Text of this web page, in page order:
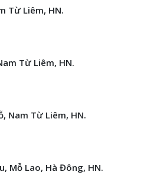
Từ Liêm, HN.
Từ Liêm, HN.
Nam Từ Liêm, HN.
Mỗ Lao, Hà Đông, HN.